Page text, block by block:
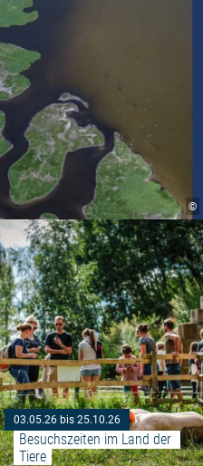
©
Weiterlesen: "Öffentliche
03.05.26 bis 25.10.26
Besuchszeiten im Land der
Tiere